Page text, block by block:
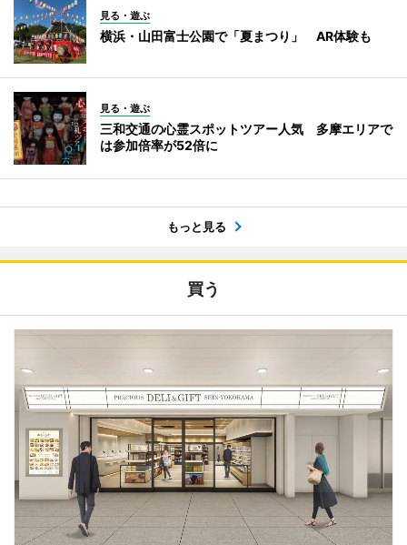
見る・遊ぶ
横浜・山田富士公園で「夏まつり」 AR体験も
見る・遊ぶ
三和交通の心霊スポットツアー人気 多摩エリアで
は参加倍率が52倍に
もっと見る
買う